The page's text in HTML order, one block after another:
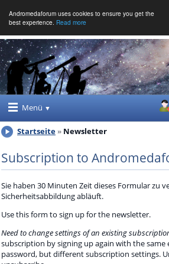
Andromedaforum uses cookies to ensure you get the
best experience. Read more
Menü
Startseite Newsletter
Subscription to
Sie haben 30 Minuten Zeit dieses Formular zu
Sicherheitsabbildung abläuft.
Use this form to sign up for the newsletter.
Need to change settings of an existing
subscription by signing up again with the same
password, but different subscription settings.